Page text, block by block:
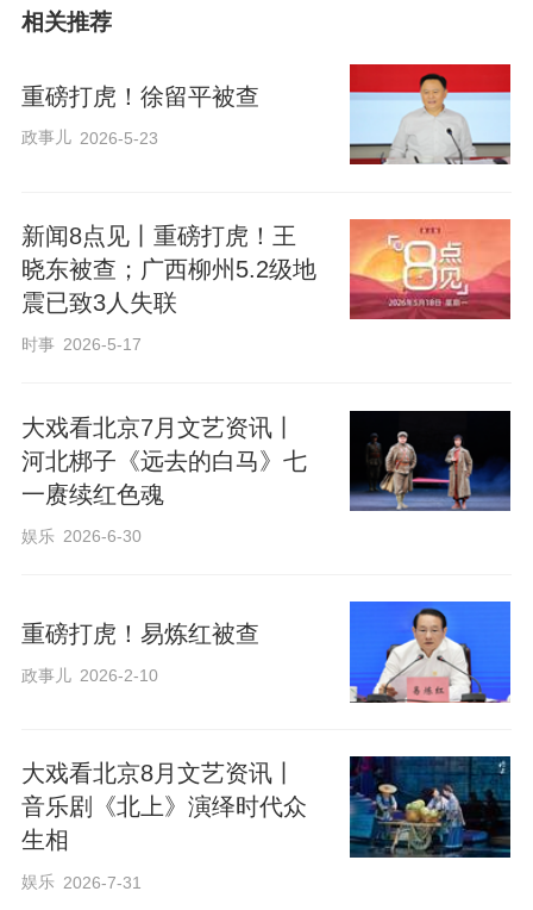
相关推荐
重磅打虎！徐留平被查
政事儿 2026-5-23
新闻8点见丨重磅打虎！王
晓东被查；广西柳州5.2级地
震已致3人失联
时事 2026-5-17
大戏看北京7月文艺资讯丨
河北梆子《远去的白马》七
一赓续红色魂
娱乐 2026-6-30
重磅打虎！易炼红被查
政事儿 2026-2-10
大戏看北京8月文艺资讯丨
音乐剧《北上》演绎时代众
生相
娱乐 2026-7-31